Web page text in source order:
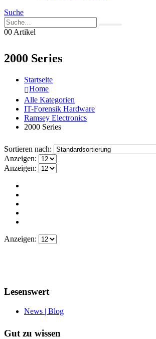
Suche
00 Artikel
2000 Series
Startseite
Home
Alle Kategorien
IT-Forensik Hardware
Ramsey Electronics
2000 Series
Sortieren nach:
Anzeigen:
Anzeigen:
Anzeigen:
Lesenswert
News | Blog
Gut zu wissen